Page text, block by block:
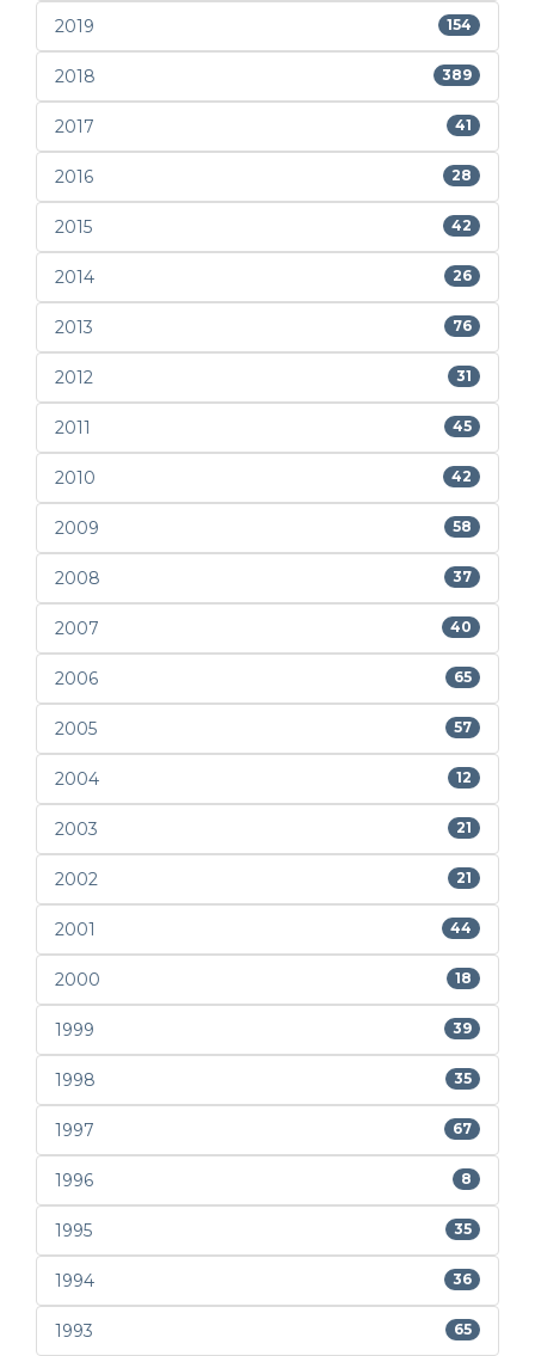
2019 154
2018 389
2017 41
2016 28
2015 42
2014 26
2013 76
2012 31
2011 45
2010 42
2009 58
2008 37
2007 40
2006 65
2005 57
2004 12
2003 21
2002 21
2001 44
2000 18
1999 39
1998 35
1997 67
1996 8
1995 35
1994 36
1993 65